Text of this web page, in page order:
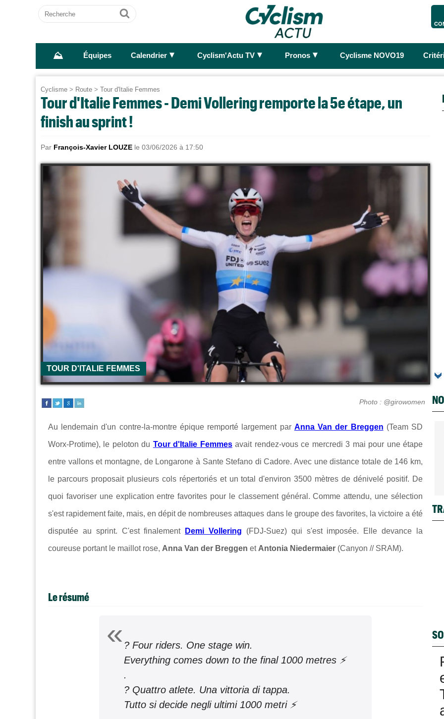
Recherche
Ok
⛰ Équipes Calendrier ► Cyclism'Actu TV ► Pronos ► Cyclisme NOVO19
Cyclisme > Route > Tour d'Italie Femmes
Tour d'Italie Femmes - Demi Vollering remporte la 5e étape, un
finish au sprint !
Par François-Xavier LOUZE le 03/06/2026 à 17:50
TOUR D'ITALIE FEMMES
Photo : @girowomen
Au lendemain d'un contre-la-montre épique remporté largement par Anna Van der Breggen (Team SD
Worx-Protime), le peloton du Tour d'Italie Femmesavait rendez-vous ce mercredi 3 mai pour une étape
entre vallons et montagne, de Longarone à Sante Stefano di Cadore. Avec une distance totale de 146 km,
le parcours proposait plusieurs cols répertoriés et un total d'environ 3500 mètres de dénivelé positif. De
quoi favoriser une explication entre favorites pour le classement général. Comme attendu, une sélection
s'est rapidement faite, mais, en dépit de nombreuses attaques dans le groupe des favorites, la victoire a été
disputée au sprint. C'est finalement Demi Vollering (FDJ-Suez) qui s'est imposée. Elle devance la
coureuse portant le maillot rose, Anna Van der Breggen et Antonia Niedermaier (Canyon // SRAM).
Le résumé
? Four riders. One stage win.
Everything comes down to the final 1000 metres ⚡
.
? Quattro atlete. Una vittoria di tappa.
Tutto si decide negli ultimi 1000 metri ⚡